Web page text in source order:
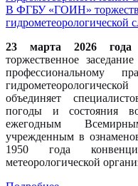
В ФГБУ «ГОИН»
гидрометеорологической
23 марта 2026 года
торжественное
профессиональному
объединяет
погоды и состояния
ежегодным
учрежденным в
1950 года
метеорологической